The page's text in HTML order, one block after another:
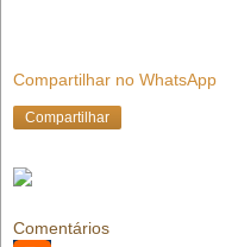
Compartilhar no WhatsApp
Compartilhar
Comentários